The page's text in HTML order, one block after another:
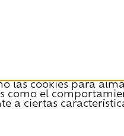
las cookies para
el
a ciertas